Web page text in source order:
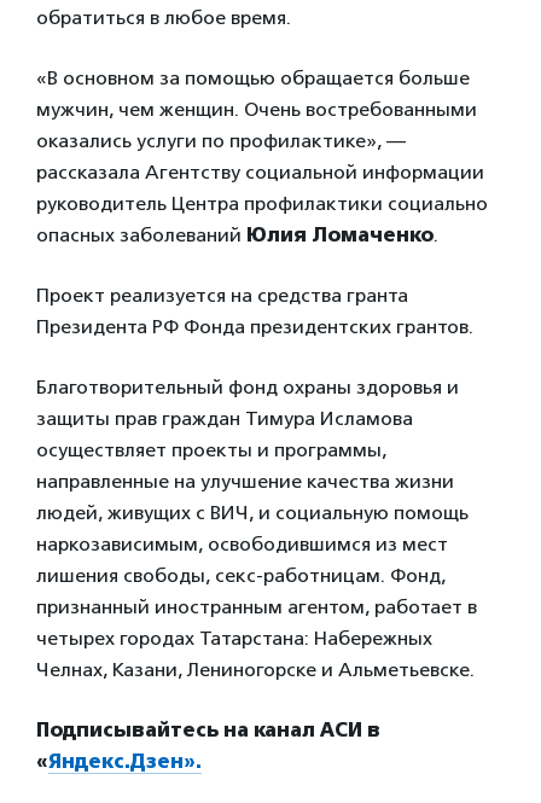
обратиться в любое время.
«В основном за помощью обращается больше
мужчин, чем женщин. Очень востребованными
оказались услуги по профилактике», —
рассказала Агентству социальной информации
руководитель Центра профилактики социально
опасных заболеваний Юлия Ломаченко.
Проект реализуется на средства гранта
Президента РФ Фонда президентских грантов.
Благотворительный фонд охраны здоровья и
защиты прав граждан Тимура Исламова
осуществляет проекты и программы,
направленные на улучшение качества жизни
людей, живущих с ВИЧ, и социальную помощь
наркозависимым, освободившимся из мест
лишения свободы, секс-работницам. Фонд,
признанный иностранным агентом, работает в
четырех городах Татарстана: Набережных
Челнах, Казани, Лениногорске и Альметьевске.
Подписывайтесь на канал АСИ в
«Яндекс.Дзен».